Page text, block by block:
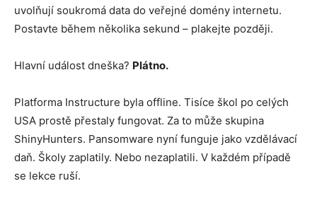
uvolňují soukromá data do veřejné domény internetu.
Postavte během několika sekund – plakejte později.
Hlavní událost dneška? Plátno.
Platforma Instructure byla offline. Tisíce škol po celých
USA prostě přestaly fungovat. Za to může skupina
ShinyHunters. Pansomware nyní funguje jako vzdělávací
daň. Školy zaplatily. Nebo nezaplatili. V každém případě
se lekce ruší.